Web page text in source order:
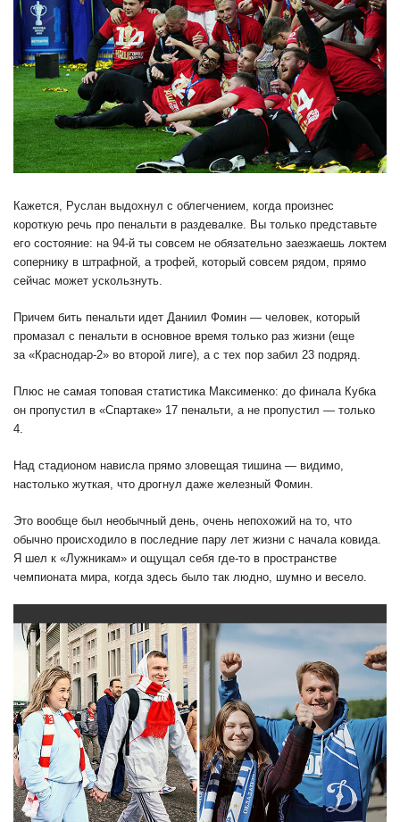
Кажется, Руслан выдохнул с облегчением, когда произнес
короткую речь про пенальти в раздевалке. Вы только представьте
его состояние: на 94-й ты совсем не обязательно заезжаешь локтем
сопернику в штрафной, а трофей, который совсем рядом, прямо
сейчас может ускользнуть.
Причем бить пенальти идет Даниил Фомин — человек, который
промазал с пенальти в основное время только раз жизни (еще
за «Краснодар-2» во второй лиге), а с тех пор забил 23 подряд.
Плюс не самая топовая статистика Максименко: до финала Кубка
он пропустил в «Спартаке» 17 пенальти, а не пропустил — только
4.
Над стадионом нависла прямо зловещая тишина — видимо,
настолько жуткая, что дрогнул даже железный Фомин.
Это вообще был необычный день, очень непохожий на то, что
обычно происходило в последние пару лет жизни с начала ковида.
Я шел к «Лужникам» и ощущал себя где-то в пространстве
чемпионата мира, когда здесь было так людно, шумно и весело.